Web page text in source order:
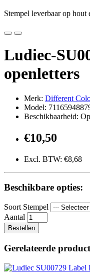
Stempel leverbaar op hout
Ludiec-
openletters
Merk: Different
Model:
Beschikbaarheid:
€10,50
Excl. BTW: €8,68
Beschikbare opties:
Soort Stempel
Aantal
Bestellen
Gerelateerde